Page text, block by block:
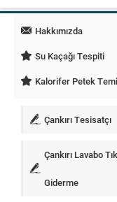
Hakkımızda
Su Kaçağı Tespiti
Kalorifer Petek
Çankırı Tesisatçı
Çankırı Lavabo
Giderme